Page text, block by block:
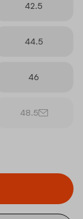
42.5
44.5
46
48.5